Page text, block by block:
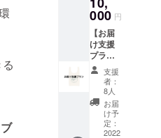
ズ:約
50×170
ｍｍ 折
りたた
みマチ:
約
100mm
素材:
コット
ザイ
価格は
消費税
込みで
す
000 円
【お届
け支援
プラ
ン】 サ
クベジ
ロゴ入
りオリ
ジナル
エコ
バッ
支援
者：
8人
お届
け予
定：
2022